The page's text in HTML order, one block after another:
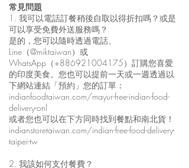
常見問題
1. 我可以電話訂餐稍後自取以得折扣嗎？或是
可以享受免費外送服務嗎？
是的，您可以隨時透過電話、
Line（@miktaiwan）或
WhatsApp（+886921004175）訂購您喜愛
的印度美食。您也可以提前一天或一週透過以
下網站連結「預約」您的訂單：
indianfoodtaiwan.com/mayur-free-indian-food-
delivery-onl
或者您也可以在下方同時找到餐點和南北貨！
indianstoretaiwan.com/indian-free-food-delivery-
taipei-tw
2. 我該如何支付餐費？